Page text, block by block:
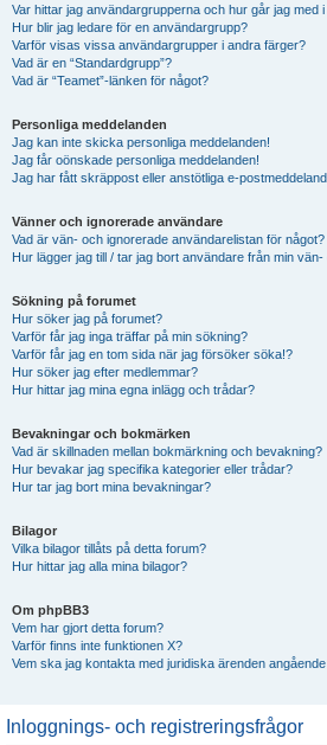
Var hittar jag användargrupperna och hur går jag med i
Hur blir jag ledare för en användargrupp?
Varför visas vissa användargrupper i andra färger?
Vad är en “Standardgrupp”?
Vad är “Teamet”-länken för något?
Personliga meddelanden
Jag kan inte skicka personliga meddelanden!
Jag får oönskade personliga meddelanden!
Jag har fått skräppost eller anstötliga e-
Vänner och ignorerade användare
Vad är vän- och ignorerade användarelistan för något?
Hur lägger jag till / tar jag bort användare från min
Sökning på forumet
Hur söker jag på forumet?
Varför får jag inga träffar på min sökning?
Varför får jag en tom sida när jag försöker söka!?
Hur söker jag efter medlemmar?
Hur hittar jag mina egna inlägg och trådar?
Bevakningar och bokmärken
Vad är skillnaden mellan bokmärkning och bevakning?
Hur bevakar jag specifika kategorier eller trådar?
Hur tar jag bort mina bevakningar?
Bilagor
Vilka bilagor tillåts på detta forum?
Hur hittar jag alla mina bilagor?
Om phpBB3
Vem har gjort detta forum?
Varför finns inte funktionen X?
Vem ska jag kontakta med juridiska ärenden
Inloggnings- och registreringsfrågor